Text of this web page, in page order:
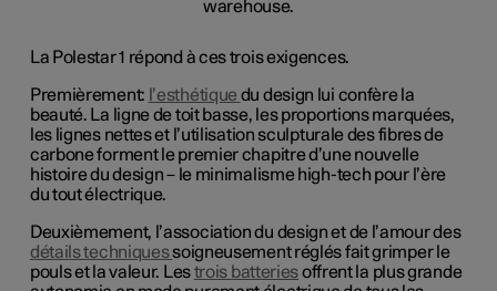
La Polestar 1 répond à ces trois exigences.
Premièrement: l’esthétique du design lui confère la
beauté. La ligne de toit basse, les proportions marquées,
les lignes nettes et l’utilisation sculpturale des fibres de
carbone forment le premier chapitre d’une nouvelle
histoire du design – le minimalisme high-tech pour l’ère
du tout électrique.
Deuxièmement, l’association du design et de l’amour des
détails techniquessoigneusement réglés fait grimper le
pouls et la valeur. Lestrois batteriesoffrent la plus grande